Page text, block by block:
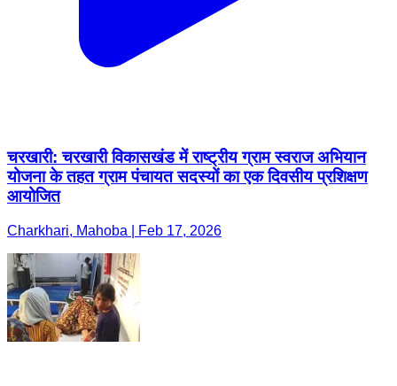
चरखारी: चरखारी विकासखंड में राष्ट्रीय ग्राम स्वराज अभियान
योजना के तहत ग्राम पंचायत सदस्यों का एक दिवसीय प्रशिक्षण
आयोजित
Charkhari, Mahoba | Feb 17, 2026